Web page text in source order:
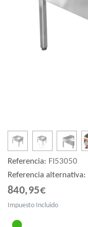
Referencia: FI53050
Referencia alternativa:
840,95€
Impuesto Incluido